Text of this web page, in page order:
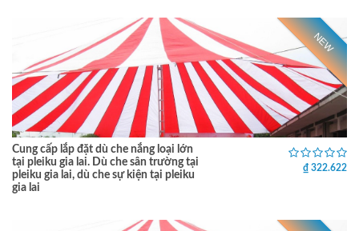
NEW
Cung cấp lắp đặt dù che nắng loại lớn
tại pleiku gia lai. Dù che sân trường tại
pleiku gia lai, dù che sự kiện tại pleiku
gia lai
₫ 322.622